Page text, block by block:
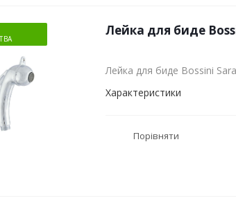
Лейка для биде
Лейка для биде Bossini
Характеристики
Порівняти